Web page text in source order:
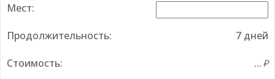
Мест:
Продолжительность: 7 дней
Стоимость: ...